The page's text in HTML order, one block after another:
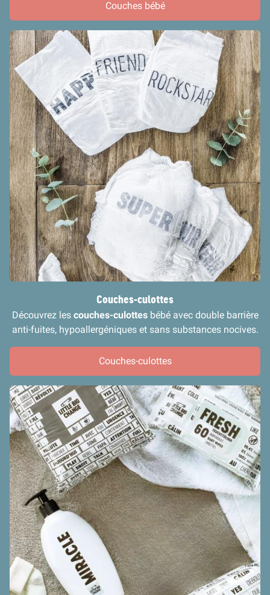
Couches bébé
Couches-culottes
Découvrez les couches-culottes bébé avec double barrière
anti-fuites, hypoallergéniques et sans substances nocives.
Couches-culottes